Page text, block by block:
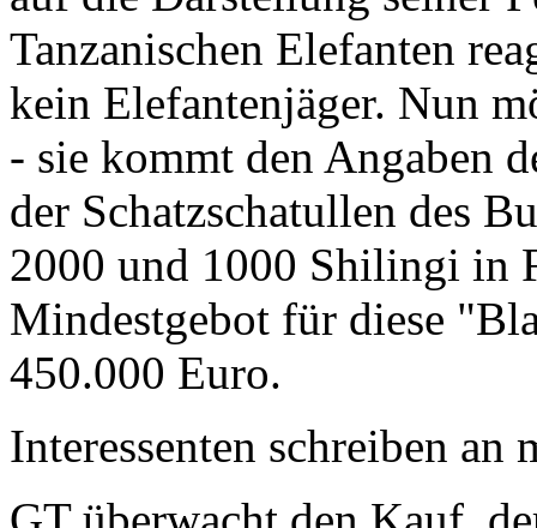
Tanzanischen Elefanten
kein Elefantenjäger. Nun
- sie kommt den Angaben
der Schatzschatullen des
2000 und 1000 Shilingi in
Mindestgebot für diese
450.000 Euro.
Interessenten schreiben